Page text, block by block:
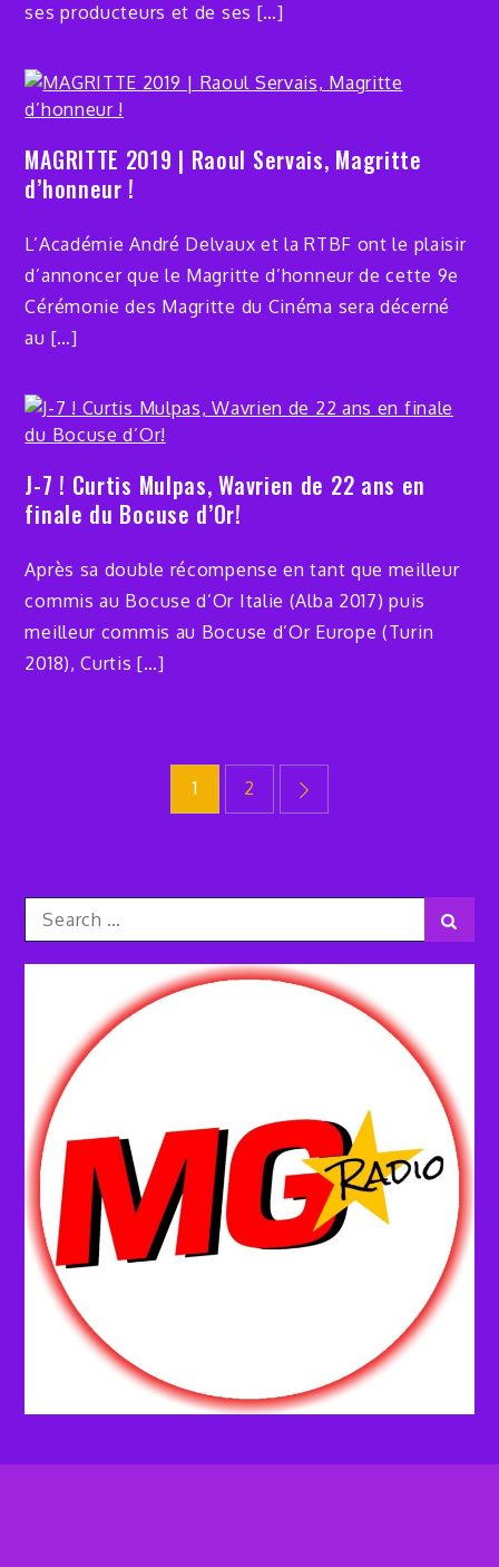
ses producteurs et de ses […]
MAGRITTE 2019 | Raoul Servais, Magritte
d’honneur !
L’Académie André Delvaux et la RTBF ont le plaisir
d’annoncer que le Magritte d’honneur de cette 9e
Cérémonie des Magritte du Cinéma sera décerné
au […]
J-7 ! Curtis Mulpas, Wavrien de 22 ans en
finale du Bocuse d’Or!
Après sa double récompense en tant que meilleur
commis au Bocuse d’Or Italie (Alba 2017) puis
meilleur commis au Bocuse d’Or Europe (Turin
2018), Curtis […]
1 2
Search
for: